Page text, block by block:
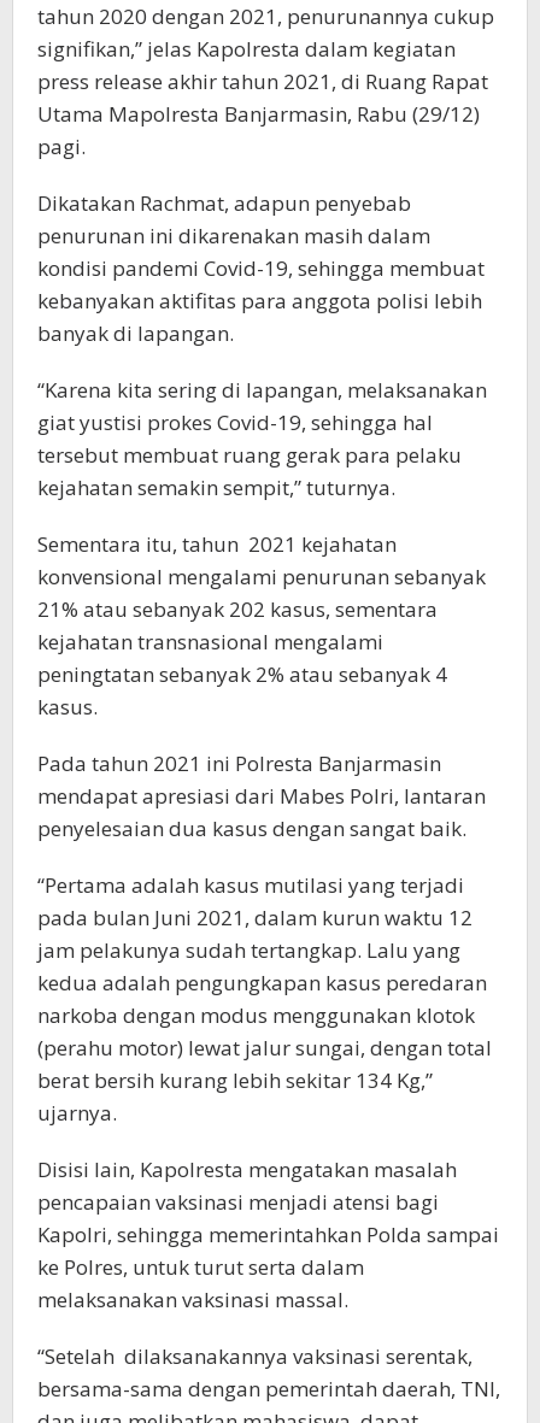
tahun 2020 dengan 2021, penurunannya cukup
signifikan,” jelas Kapolresta dalam kegiatan
press release akhir tahun 2021, di Ruang Rapat
Utama Mapolresta Banjarmasin, Rabu (29/12)
pagi.
Dikatakan Rachmat, adapun penyebab
penurunan ini dikarenakan masih dalam
kondisi pandemi Covid-19, sehingga membuat
kebanyakan aktifitas para anggota polisi lebih
banyak di lapangan.
“Karena kita sering di lapangan, melaksanakan
giat yustisi prokes Covid-19, sehingga hal
tersebut membuat ruang gerak para pelaku
kejahatan semakin sempit,” tuturnya.
Sementara itu, tahun 2021 kejahatan
konvensional mengalami penurunan sebanyak
21% atau sebanyak 202 kasus, sementara
kejahatan transnasional mengalami
peningtatan sebanyak 2% atau sebanyak 4
kasus.
Pada tahun 2021 ini Polresta Banjarmasin
mendapat apresiasi dari Mabes Polri, lantaran
penyelesaian dua kasus dengan sangat baik.
“Pertama adalah kasus mutilasi yang terjadi
pada bulan Juni 2021, dalam kurun waktu 12
jam pelakunya sudah tertangkap. Lalu yang
kedua adalah pengungkapan kasus peredaran
narkoba dengan modus menggunakan klotok
(perahu motor) lewat jalur sungai, dengan total
berat bersih kurang lebih sekitar 134 Kg,”
ujarnya.
Disisi lain, Kapolresta mengatakan masalah
pencapaian vaksinasi menjadi atensi bagi
Kapolri, sehingga memerintahkan Polda sampai
ke Polres, untuk turut serta dalam
melaksanakan vaksinasi massal.
“Setelah dilaksanakannya vaksinasi serentak,
bersama-sama dengan pemerintah daerah, TNI,